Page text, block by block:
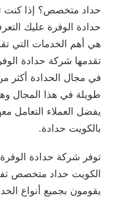
حداد متخصص؟ إذا كنت
حدادة الوفرة عليك
هي أهم الخدمات التي
تقدمها شركة حدادة
طويلة في هذا المجال
يفضل العملاء التعامل
بالكويت حدادة.
توفر شركة حدادة
الكويت حداد متخصص
يقومون بجميع أنواع